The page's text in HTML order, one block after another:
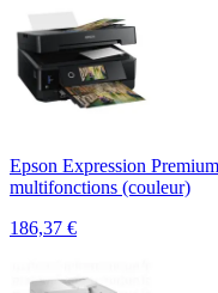
Epson Expression
multifonctions (couleur)
186,37 €